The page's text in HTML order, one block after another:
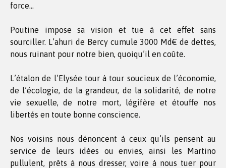
force…
Poutine impose sa vision et tue à cet effet sans
sourciller. L’ahuri de Bercy cumule 3000 Md€ de dettes,
nous ruinant pour notre bien, quoiqu’il en coûte.
L’étalon de l’Elysée tour à tour soucieux de l’économie,
de l’écologie, de la grandeur, de la solidarité, de notre
vie sexuelle, de notre mort, légifère et étouffe nos
libertés en toute bonne conscience.
Nos voisins nous dénoncent à ceux qu’ils pensent au
service de leurs idées ou envies, ainsi les Martino
pullulent, prêts à nous dresser, voire à nous tuer pour